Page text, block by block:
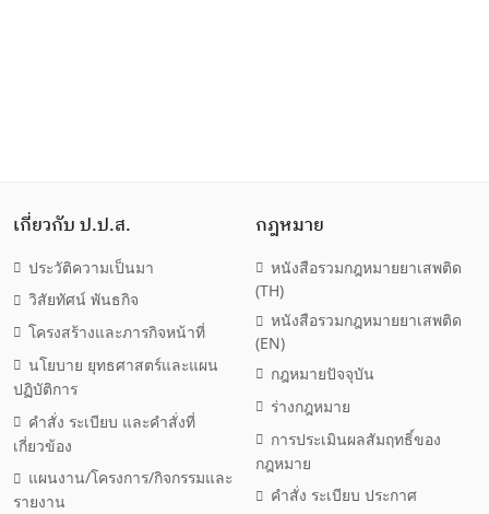
เกี่ยวกับ ป.ป.ส.
ประวัติความเป็นมา
วิสัยทัศน์ พันธกิจ
โครงสร้างและภารกิจหน้าที่
นโยบาย ยุทธศาสตร์และแผน
ปฏิบัติการ
คำสั่ง ระเบียบ และคำสั่งที่
เกี่ยวข้อง
แผนงาน/โครงการ/กิจกรรมและ
รายงาน
กฎหมาย
หนังสือรวมกฎหมายยาเสพติด
(TH)
หนังสือรวมกฎหมายยาเสพติด
(EN)
กฎหมายปัจจุบัน
ร่างกฎหมาย
การประเมินผลสัมฤทธิ์ของ
กฎหมาย
คำสั่ง ระเบียบ ประกาศ